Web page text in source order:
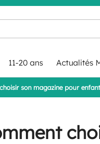
11-20 ans Actualités
son magazine pour